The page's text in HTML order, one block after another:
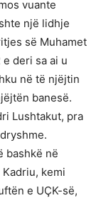
vuante
një lidhje
së Muhamet
deri sa ai u
në të njëjtin
banesë.
Lushtakut, pra
bashkë në
kemi
e UÇK-së,